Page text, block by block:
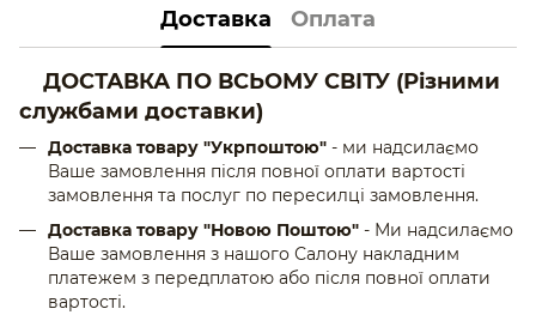
Доставка Оплата
ДОСТАВКА ПО ВСЬОМУ СВІТУ (Різними
службами доставки)
Доставка товару "Укрпоштою" - ми надсилаємо
Ваше замовлення після повної оплати вартості
замовлення та послуг по пересилці замовлення.
Доставка товару "Новою Поштою" - Ми надсилаємо
Ваше замовлення з нашого Салону накладним
платежем з передплатою або після повної оплати
вартості.